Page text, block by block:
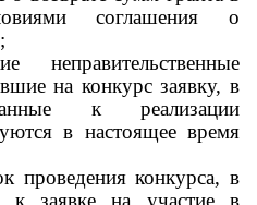
соглашения о
неправительственные
на конкурс заявку, в
к реализации
в настоящее время
проведения конкурса, в
к заявке на участие в